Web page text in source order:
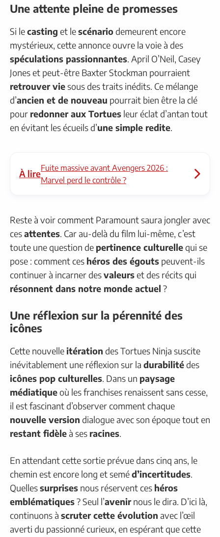
Une attente pleine de promesses
Si lecasting et lescénariodemeurent encore
mystérieux, cette annonce ouvre la voie à des
spéculations passionnantes. April O’Neil, Casey
Jones et peut-être Baxter Stockman pourraient
retrouver vie sous des traits inédits. Ce mélange
d’ancien et de nouveau pourrait bien être la clé
pour redonner aux Tortues leur éclat d’antan tout
en évitant les écueils d’une simple redite.
À lire
Fuite massive avant Avengers 2026 :
Marvel perd le contrôle ?
Reste à voir comment Paramount saura jongler avec
cesattentes. Car au-delà du film lui-même, c’est
toute une question de pertinence culturellequi se
pose : comment ces héros des égouts peuvent-ils
continuer à incarner desvaleurset des récits qui
résonnent dans notre monde actuel ?
Une réflexion sur la pérennité des
icônes
Cette nouvelleitération des Tortues Ninja suscite
inévitablement une réflexion sur la durabilitédes
icônes pop culturelles. Dans un paysage
médiatiqueoù les franchises renaissent sans cesse,
il est fascinant d’observer comment chaque
nouvelle version dialogue avec son époque tout en
restant fidèleà ses racines.
En attendant cette sortie prévue dans cinq ans, le
chemin est encore long et seméd’incertitudes.
Quellessurprises nous réservent ces héros
emblématiques? Seul l’avenirnous le dira. D’ici là,
continuons à scruter cette évolution avec l’œil
averti du passionné curieux, en espérant que cette